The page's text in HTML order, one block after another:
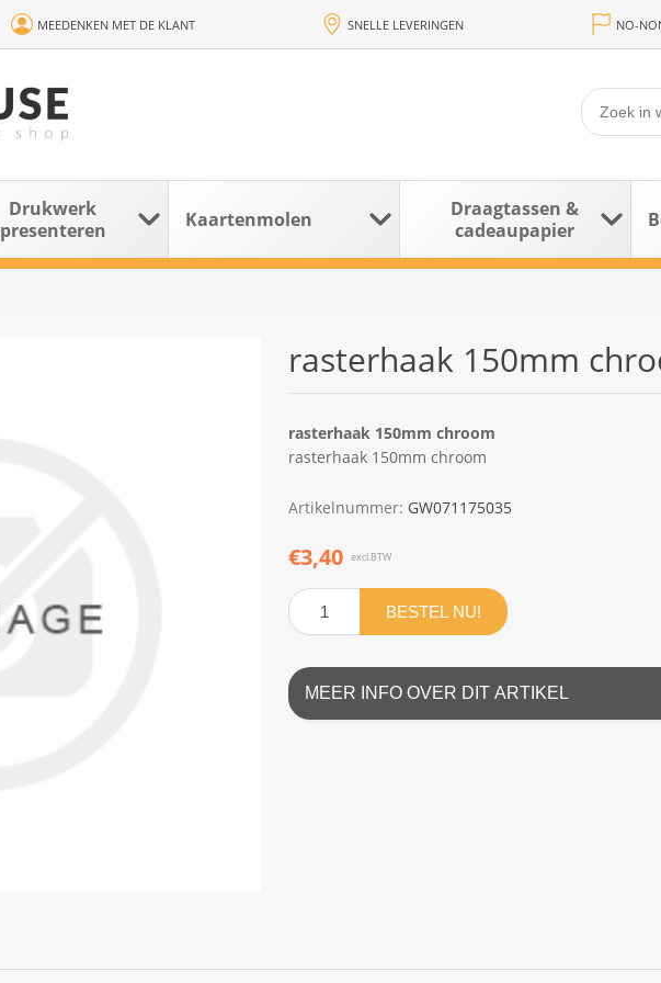
MEEDENKEN MET DE KLANT SNELLE LEVERINGEN NO-
Drukwerk
presenteren
Kaartenmolen
Draagtassen &
cadeaupapier
rasterhaak 150mm
rasterhaak 150mm chroom
rasterhaak 150mm chroom
Artikelnummer: GW071175035
€3,40 excl.BTW
BESTEL NU!
MEER INFO OVER DIT ARTIKEL